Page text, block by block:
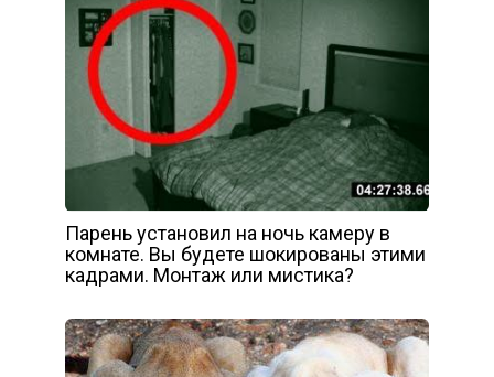
Парень установил на ночь камеру в
комнате. Вы будете шокированы этими
кадрами. Монтаж или мистика?